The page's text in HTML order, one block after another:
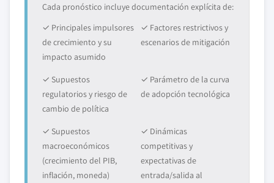
Cada pronóstico incluye documentación explícita de:
✓ Principales impulsores
de crecimiento y su
impacto asumido
✓ Factores restrictivos y
escenarios de mitigación
✓ Supuestos
regulatorios y riesgo de
cambio de política
✓ Parámetro de la curva
de adopción tecnológica
✓ Supuestos
macroeconómicos
(crecimiento del PIB,
inflación, moneda)
✓ Dinámicas
competitivas y
expectativas de
entrada/salida al